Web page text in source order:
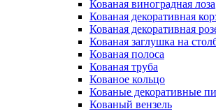
Кованая виноградная лоза
Кованая декоративная
Кованая декоративная
Кованая заглушка на
Кованая полоса
Кованая труба
Кованое кольцо
Кованые декоративные
Кованый вензель